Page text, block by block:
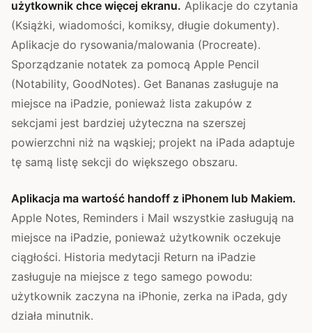
użytkownik chce więcej ekranu. Aplikacje do czytania
(Książki, wiadomości, komiksy, długie dokumenty).
Aplikacje do rysowania/malowania (Procreate).
Sporządzanie notatek za pomocą Apple Pencil
(Notability, GoodNotes). Get Bananas zasługuje na
miejsce na iPadzie, ponieważ lista zakupów z
sekcjami jest bardziej użyteczna na szerszej
powierzchni niż na wąskiej; projekt na iPada adaptuje
tę samą listę sekcji do większego obszaru.
Aplikacja ma wartość handoff z iPhonem lub Makiem.
Apple Notes, Reminders i Mail wszystkie zasługują na
miejsce na iPadzie, ponieważ użytkownik oczekuje
ciągłości. Historia medytacji Return na iPadzie
zasługuje na miejsce z tego samego powodu:
użytkownik zaczyna na iPhonie, zerka na iPada, gdy
działa minutnik.